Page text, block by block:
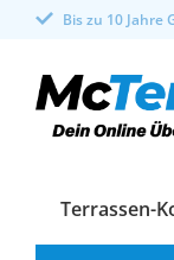
Bis zu 10 Jahre
Terrassen-